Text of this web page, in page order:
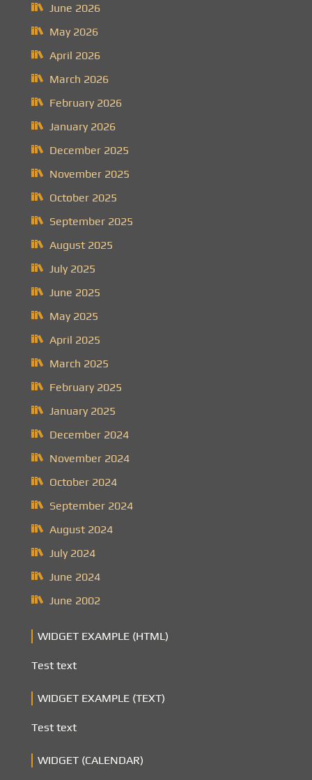
June 2026
May 2026
April 2026
March 2026
February 2026
January 2026
December 2025
November 2025
October 2025
September 2025
August 2025
July 2025
June 2025
May 2025
April 2025
March 2025
February 2025
January 2025
December 2024
November 2024
October 2024
September 2024
August 2024
July 2024
June 2024
June 2002
WIDGET EXAMPLE (HTML)
Test text
WIDGET EXAMPLE (TEXT)
Test text
WIDGET (CALENDAR)